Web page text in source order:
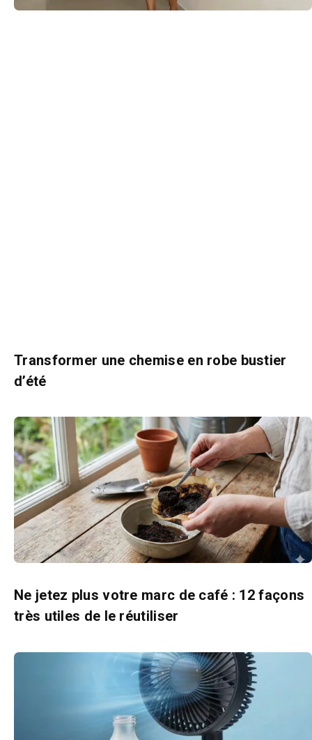
Transformer une chemise en robe bustier
d’été
Ne jetez plus votre marc de café : 12 façons
très utiles de le réutiliser